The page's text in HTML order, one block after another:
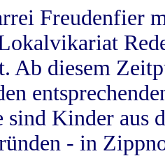
Freudenfier
Ab diesem
sind Kinder aus
- in